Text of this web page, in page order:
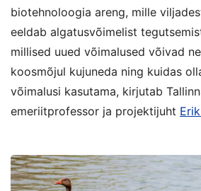
biotehnoloogia areng, mille
eeldab algatusvõimelist
millised uued võimalused võivad
koosmõjul kujuneda ning kuidas
võimalusi kasutama, kirjutab
emeriitprofessor ja projektijuht